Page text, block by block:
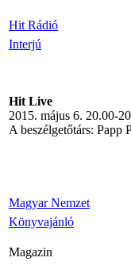
Hit Rádió
Interjú
Hit Live
2015. május 6. 20.00-
A beszélgetőtárs: Papp
Magyar Nemzet
Könyvajánló
Magazin